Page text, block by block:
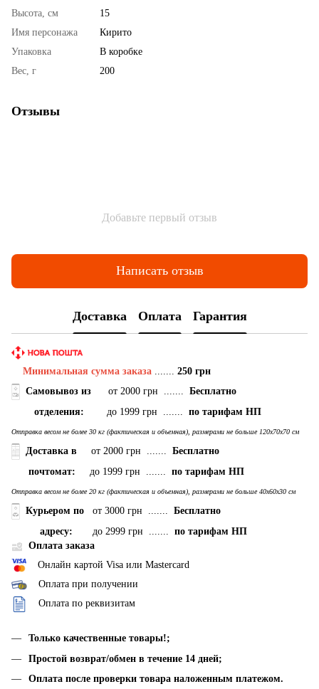
Высота, см
15
Имя персонажа
Кирито
Упаковка
В коробке
Вес, г
200
Отзывы
Добавьте первый отзыв
Написать отзыв
Доставка Оплата Гарантия
Минимальная сумма заказа ....... 250 грн
Самовывоз из от 2000 грн ....... Бесплатно
отделения: до 1999 грн ....... по тарифам НП
Отправка весом не более 30 кг (фактическая и объемная), размерами не больше 120х70х70 см
Доставка в от 2000 грн ....... Бесплатно
почтомат: до 1999 грн ....... по тарифам НП
Отправка весом не более 20 кг (фактическая и объемная), размерами не больше 40х60х30 см
Курьером по от 3000 грн ....... Бесплатно
адресу: до 2999 грн ....... по тарифам НП
Оплата заказа
Онлайн картой Visa или Mastercard
Оплата при получении
Оплата по реквизитам
Только качественные товары!;
Простой возврат/обмен в течение 14 дней;
Оплата после проверки товара наложенным платежом.